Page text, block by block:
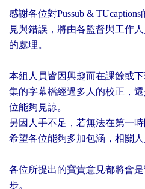
感謝各位對Pussub & TUcaptions
見與錯誤，將由各監督與工作
的處理。
本組人員皆因興趣而在課餘或
集的字幕檔經過多人的校正，
位能夠見諒。
另因人手不足，若無法在第一
希望各位能夠多加包涵，相關人
各位所提出的寶貴意見都將會
步。